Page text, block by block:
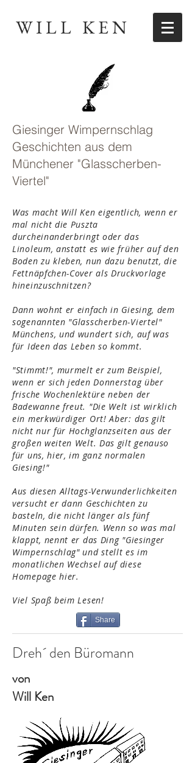
WILL KEN
Giesinger Wimpernschlag
Geschichten aus dem
Münchener "Glasscherben-
Viertel"
Was macht Will Ken eigentlich, wenn er
mal nicht die Puszta
durcheinanderbringt oder das
Linoleum, anstatt es wie früher auf den
Boden zu kleben, nun dazu benutzt, die
Fettnäpfchen-Cover als Druckvorlage
hineinzuschnitzen?
Dann wohnt er einfach in Giesing, dem
sogenannten "Glasscherben-Viertel"
Münchens, und wundert sich, auf was
für Ideen das Leben so kommt.
"Stimmt!", murmelt er zum Beispiel,
wenn er sich jeden Donnerstag über
frische Wochenlektüre neben der
Badewanne freut. "Die Welt ist wirklich
ein merkwürdiger Ort! Aber: das gilt
nicht nur für Hochglanzseiten aus der
großen weiten Welt. Das gilt genauso
für uns, hier, im ganz normalen
Giesing!"
Aus diesen Alltags-Verwunderlichkeiten
versucht er dann Geschichten zu
basteln, die nicht länger als fünf
Minuten sein dürfen. Wenn so was mal
klappt, nennt er das Ding "Giesinger
Wimpernschlag" und stellt es im
monatlichen Wechsel auf diese
Homepage hier.
Viel Spaß beim Lesen!
Share
Dreh´ den Büromann
von
Will Ken